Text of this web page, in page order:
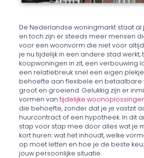
De Nederlandse woningmarkt staat al
en toch zijn er steeds meer mensen
voor een woonvorm die niet voor
je nu tijdelijk in een andere stad werkt,
koopwoningen in zit, een verbouwing
een relatiebreuk snel een eigen
behoefte aan flexibele en betaalbare
groot en groeiend. Gelukkig zijn er
vormen van tijdelijke
die behoefte, zonder dat je je vastzit
huurcontract of een hypotheek. In dit
stap voor stap mee door alles wat je
kort huren: wat het inhoudt, welke
op moet letten en hoe je de beste
jouw persoonlijke situatie.